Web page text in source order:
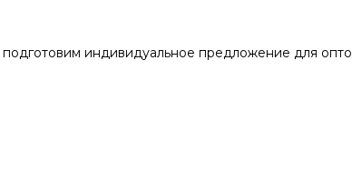
индивидуальное предложение для